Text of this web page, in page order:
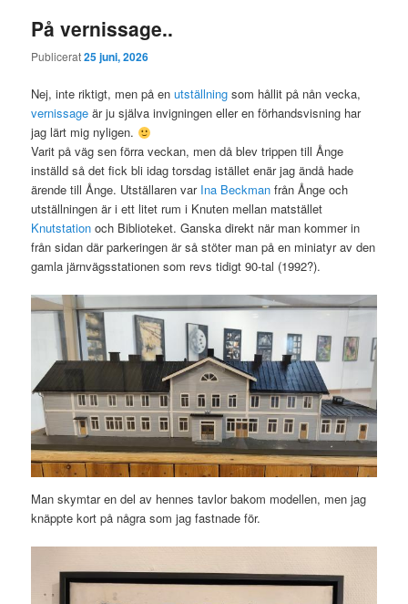
På vernissage..
Publicerat25 juni, 2026
Nej, inte riktigt, men på enutställning som hållit på nån vecka,
vernissage är ju själva invigningen eller en förhandsvisning har
jag lärt mig nyligen.
Varit på väg sen förra veckan, men då blev trippen till Ånge
inställd så det fick bli idag torsdag istället enär jag ändå hade
ärende till Ånge. Utställaren var Ina Beckman från Ånge och
utställningen är i ett litet rum i Knuten mellan matstället
Knutstation och Biblioteket. Ganska direkt när man kommer in
från sidan där parkeringen är så stöter man på en miniatyr av den
gamla järnvägsstationen som revs tidigt 90-tal (1992?).
Man skymtar en del av hennes tavlor bakom modellen, men jag
knäppte kort på några som jag fastnade för.